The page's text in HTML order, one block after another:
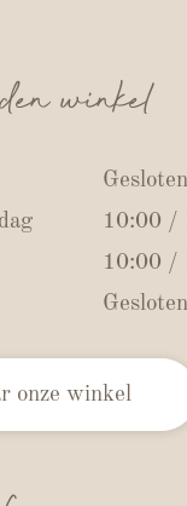
winkel
Gesloten
10:00 /
10:00 /
Gesloten
onze winkel